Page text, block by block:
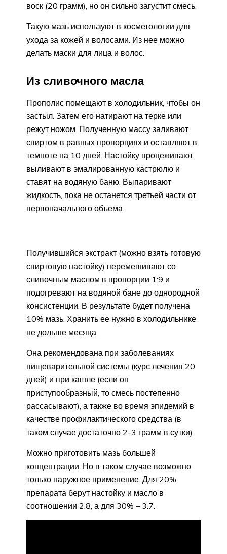
воск (20 грамм), но он сильно загустит смесь.
Такую мазь используют в косметологии для
ухода за кожей и волосами. Из нее можно
делать маски для лица и волос.
Из сливочного масла
Прополис помещают в холодильник, чтобы он
застыл. Затем его натирают на терке или
режут ножом. Полученную массу заливают
спиртом в равных пропорциях и оставляют в
темноте на 10 дней. Настойку процеживают,
выливают в эмалированную кастрюлю и
ставят на водяную баню. Выпаривают
жидкость, пока не останется третьей части от
первоначального объема.
Получившийся экстракт (можно взять готовую
спиртовую настойку) перемешивают со
сливочным маслом в пропорции 1:9 и
подогревают на водяной бане до однородной
консистенции. В результате будет получена
10% мазь. Хранить ее нужно в холодильнике
не дольше месяца.
Она рекомендована при заболеваниях
пищеварительной системы (курс лечения 20
дней) и при кашле (если он
приступообразный, то смесь постепенно
рассасывают), а также во время эпидемий в
качестве профилактического средства (в
таком случае достаточно 2-3 грамм в сутки).
Можно приготовить мазь большей
концентрации. Но в таком случае возможно
только наружное применение. Для 20%
препарата берут настойку и масло в
соотношении 2:8, а для 30% – 3:7.